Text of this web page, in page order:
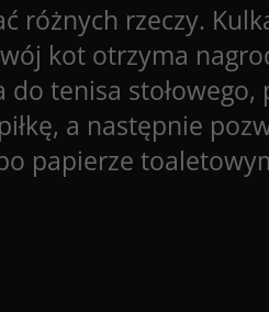
rzeczy.
kot otrzyma
do tenisa
a następnie
papierze